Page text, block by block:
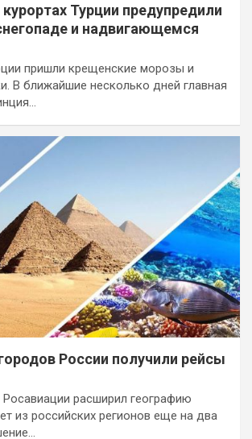
Турции предупредили
и надвигающемся
пришли крещенские морозы и
В ближайшие несколько дней главная
России получили рейсы
расширил географию
из российских регионов еще на два